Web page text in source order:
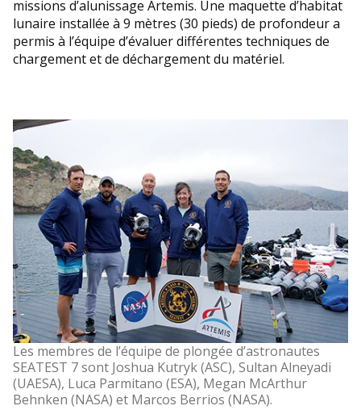
missions d’alunissage Artemis. Une maquette d’habitat
lunaire installée à 9 mètres (30 pieds) de profondeur a
permis à l’équipe d’évaluer différentes techniques de
chargement et de déchargement du matériel.
Les membres de l’équipe de plongée d’astronautes
SEATEST 7 sont Joshua Kutryk (ASC), Sultan Alneyadi
(UAESA), Luca Parmitano (ESA), Megan McArthur
Behnken (NASA) et Marcos Berrios (NASA).